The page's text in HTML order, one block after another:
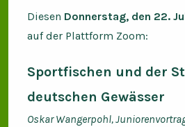
Diesen Donnerstag, den 22.
auf der Plattform Zoom:
Sportfischen und der
deutschen Gewässer
Oskar Wangerpohl,